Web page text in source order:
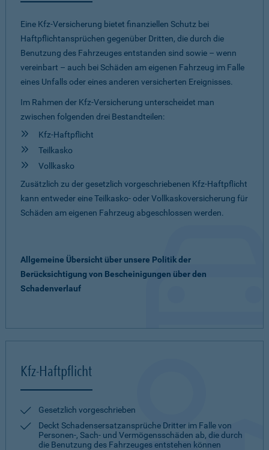
Eine Kfz-Versicherung bietet finanziellen Schutz bei
Haftpflichtansprüchen gegenüber Dritten, die durch die
Benutzung des Fahrzeuges entstanden sind sowie – wenn
vereinbart – auch bei Schäden am eigenen Fahrzeug im Falle
eines Unfalls oder eines anderen versicherten Ereignisses.
Im Rahmen der Kfz-Versicherung unterscheidet man
zwischen folgenden drei Bestandteilen:
Kfz-Haftpflicht
Teilkasko
Vollkasko
Zusätzlich zu der gesetzlich vorgeschriebenen Kfz-Haftpflicht
kann entweder eine Teilkasko- oder Vollkaskoversicherung für
Schäden am eigenen Fahrzeug abgeschlossen werden.
Allgemeine Übersicht über unsere Politik der
Berücksichtigung von Bescheinigungen über den
Schadenverlauf
Kfz-Haftpflicht
Gesetzlich vorgeschrieben
Deckt Schadensersatzansprüche Dritter im Falle von
Personen-, Sach- und Vermögensschäden ab, die durch
die Benutzung des Fahrzeuges entstehen können